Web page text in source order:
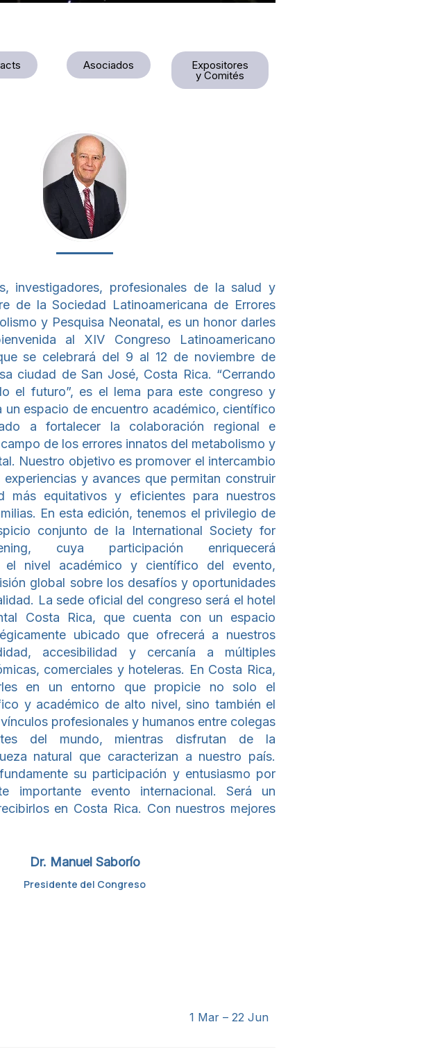
Asociados Expositores
y Comités
investigadores, profesionales de la salud y
de la Sociedad Latinoamericana de Errores
y Pesquisa Neonatal, es un honor darles
al XIV Congreso Latinoamericano
se celebrará del 9 al 12 de noviembre de
ciudad de San José, Costa Rica. “Cerrando
el futuro”, es el lema para este congreso y
un espacio de encuentro académico, científico
a fortalecer la colaboración regional e
de los errores innatos del metabolismo y
Nuestro objetivo es promover el intercambio
y avances que permitan construir
más equitativos y eficientes para nuestros
En esta edición, tenemos el privilegio de
conjunto de la International Society for
cuya participación enriquecerá
el nivel académico y científico del evento,
global sobre los desafíos y oportunidades
La sede oficial del congreso será el hotel
Costa Rica, que cuenta con un espacio
ubicado que ofrecerá a nuestros
accesibilidad y cercanía a múltiples
comerciales y hoteleras. En Costa Rica,
en un entorno que propicie no solo el
y académico de alto nivel, sino también el
profesionales y humanos entre colegas
del mundo, mientras disfrutan de la
natural que caracterizan a nuestro país.
su participación y entusiasmo por
importante evento internacional. Será un
en Costa Rica. Con nuestros mejores
Dr. Manuel Saborío
Presidente del Congreso
1 Mar – 22 Jun